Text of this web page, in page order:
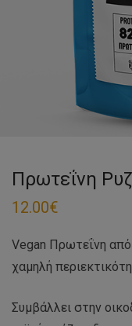
Πρωτεΐνη
12.00€
Vegan Πρωτεΐνη από
χαμηλή
Συμβάλλει στην